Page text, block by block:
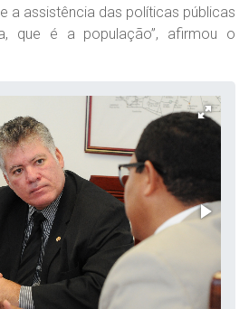
a assistência das políticas públicas
que é a população”, afirmou o